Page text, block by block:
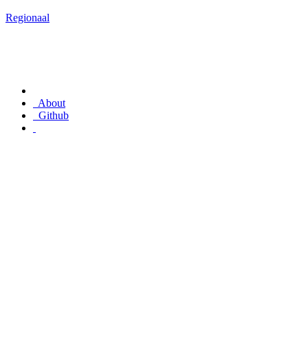
Regionaal
About
Github